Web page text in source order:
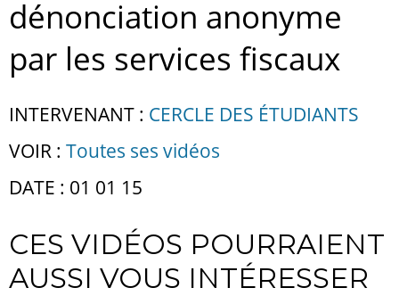
dénonciation anonyme
par les services fiscaux
INTERVENANT : CERCLE DES ÉTUDIANTS
VOIR : Toutes ses vidéos
DATE : 01 01 15
CES VIDÉOS POURRAIENT
AUSSI VOUS INTÉRESSER